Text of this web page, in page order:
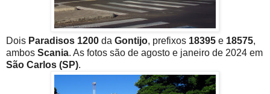
Dois Paradisos 1200 da Gontijo, prefixos 18395 e 18575,
ambos Scania. As fotos são de agosto e janeiro de 2024 em
São Carlos (SP).